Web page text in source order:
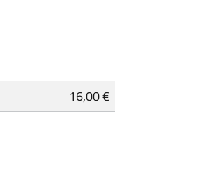
16,00 €